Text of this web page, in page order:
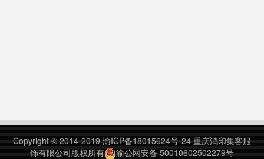
Copyright © 2014-2019 渝ICP备18015624号-24 重庆鸿印集客服
饰有限公司版权所有
渝公网安备 50010602502279号